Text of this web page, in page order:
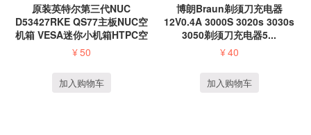
原装英特尔第三代NUC
D53427RKE QS77主板NUC空
机箱 VESA迷你小机箱HTPC空
机...
¥50
加入购物车
博朗Braun剃须刀充电器
12V0.4A 3000S 3020s 3030s
3050剃须刀充电器5...
¥40
加入购物车